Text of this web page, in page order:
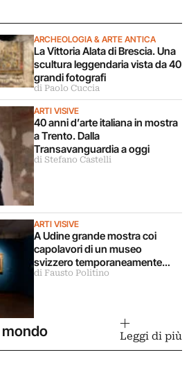
ARCHEOLOGIA & ARTE ANTICA
La Vittoria Alata di Brescia. Una
scultura leggendaria vista da 40
grandi fotografi
di Paolo Cuccia
ARTI VISIVE
40 anni d’arte italiana in mostra
a Trento. Dalla
Transavanguardia a oggi
di Stefano Castelli
ARTI VISIVE
A Udine grande mostra coi
capolavori di un museo
svizzero temporaneamente
chiuso
di Fausto Politino
Leggi di più